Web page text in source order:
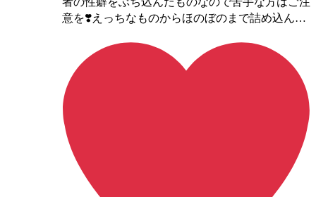
意を❣️えっちなものからほのぼのまで詰め込ん…